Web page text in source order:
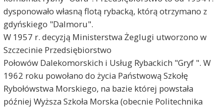
dysponowało własną flotą rybacką, którą otrzymano z
gdyńskiego "Dalmoru".
W 1957 r. decyzją Ministerstwa Żeglugi utworzono w
Szczecinie Przedsiębiorstwo
Połowów Dalekomorskich i Usług Rybackich "Gryf ". W
1962 roku powołano do życia Państwową Szkołę
Rybołówstwa Morskiego, na bazie której powstała
później Wyższa Szkoła Morska (obecnie Politechnika